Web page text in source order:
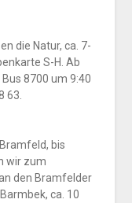
die Natur, ca. 7-
S-H. Ab
8700 um 9:40
63.
bis
wir zum
den Bramfelder
ca. 10